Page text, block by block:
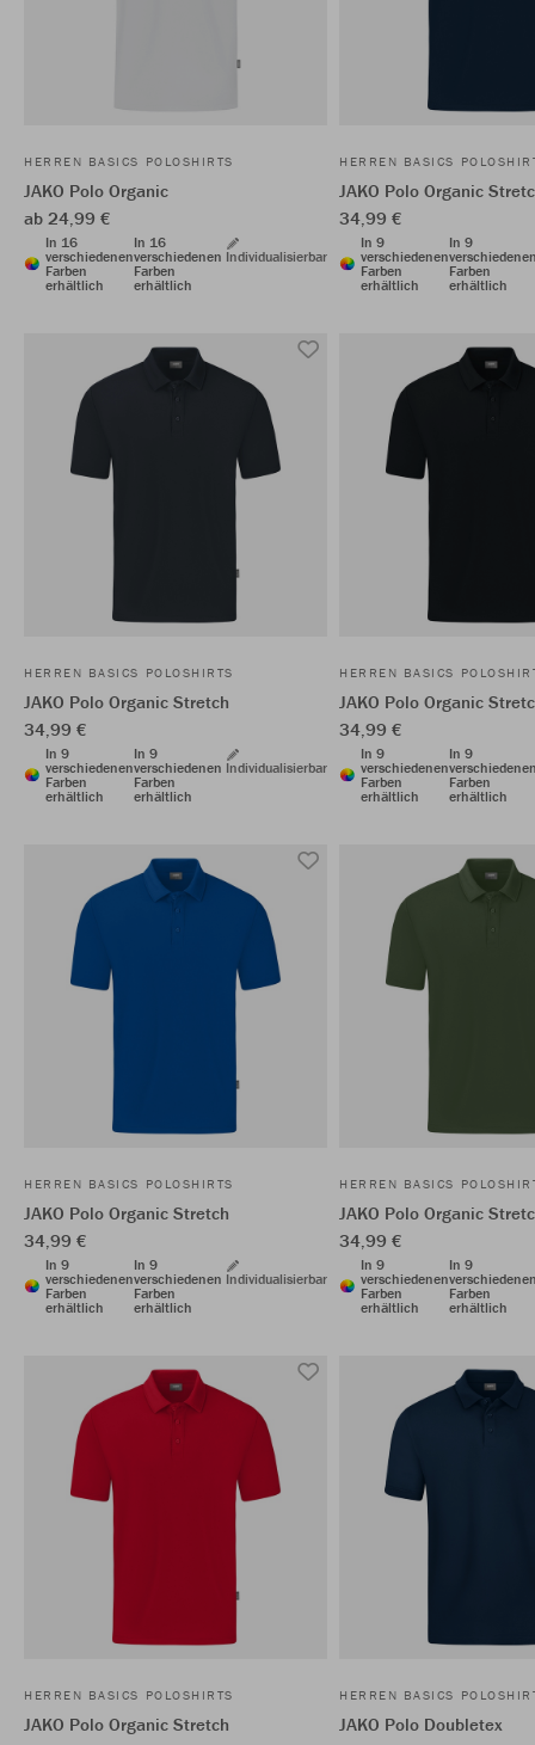
HERREN BASICS POLOSHIRTS
JAKO Polo Organic
ab 24,99 €
In 16
verschiedenen
Farben
erhältlich
In 16
verschiedenen
Farben
erhältlich
Individualisierbar
HERREN BASICS
JAKO Polo Organic
34,99 €
In 9
verschiedenen
Farben
erhältlich
In 9
Farben
erhältlich
HERREN BASICS POLOSHIRTS
JAKO Polo Organic Stretch
34,99 €
In 9
verschiedenen
Farben
erhältlich
In 9
verschiedenen
Farben
erhältlich
Individualisierbar
HERREN BASICS
JAKO Polo Organic
34,99 €
In 9
verschiedenen
Farben
erhältlich
In 9
Farben
erhältlich
HERREN BASICS POLOSHIRTS
JAKO Polo Organic Stretch
34,99 €
In 9
verschiedenen
Farben
erhältlich
In 9
verschiedenen
Farben
erhältlich
Individualisierbar
HERREN BASICS
JAKO Polo Organic
34,99 €
In 9
verschiedenen
Farben
erhältlich
In 9
Farben
erhältlich
HERREN BASICS POLOSHIRTS
JAKO Polo Organic Stretch
HERREN BASICS
JAKO Polo Doubletex